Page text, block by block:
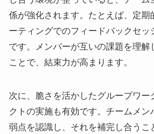
係が強化されます。たとえば、定期
ーティングでのフィードバックセッ
です。メンバーが互いの課題を理解
ことで、結束力が高まります。
次に、脆さを活かしたグループワー
クトの実施も有効です。チームメン
弱点を認識し、それを補完し合うこ